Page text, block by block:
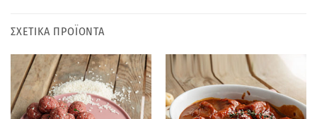
ΣΧΕΤΙΚΑ ΠΡΟΪΟΝΤΑ